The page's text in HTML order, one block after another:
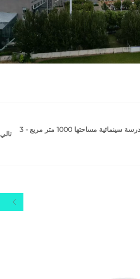
مضخات حرارية من سيديت لمدرسة سينمائية مساحتها 1000 متر مربع - 3
تالي